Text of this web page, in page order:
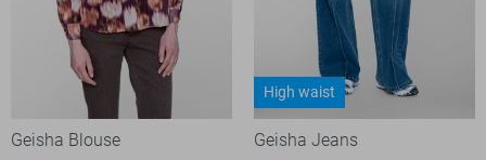
Geisha Blouse
High waist
Geisha Jeans